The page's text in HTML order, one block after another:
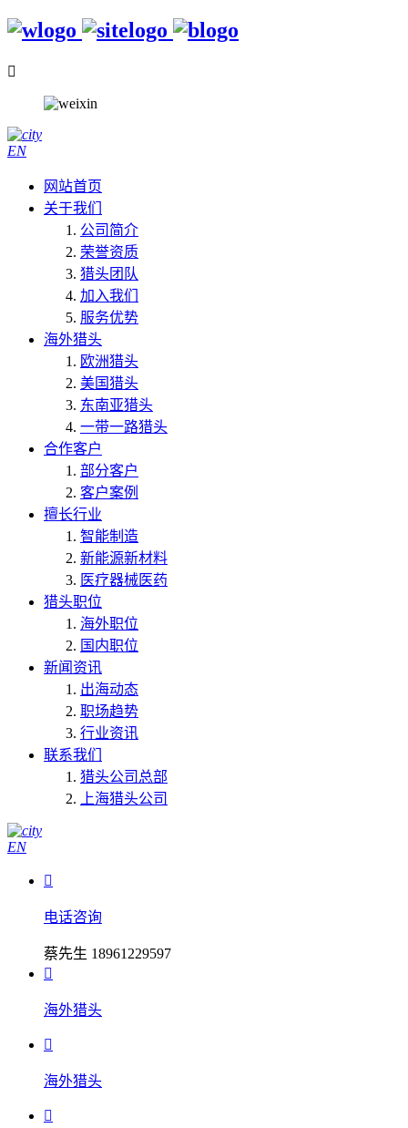

EN
网站首页
关于我们
公司简介
荣誉资质
猎头团队
加入我们
服务优势
海外猎头
欧洲猎头
美国猎头
东南亚猎头
一带一路猎头
合作客户
部分客户
客户案例
擅长行业
智能制造
新能源新材料
医疗器械医药
猎头职位
海外职位
国内职位
新闻资讯
出海动态
职场趋势
行业资讯
联系我们
猎头公司总部
上海猎头公司
EN

电话咨询
蔡先生 18961229597

海外猎头

海外猎头
